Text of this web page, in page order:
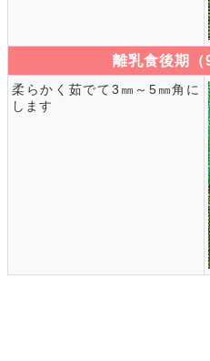
離乳食後期（
柔らかく茹でて3㎜～5㎜角に
します